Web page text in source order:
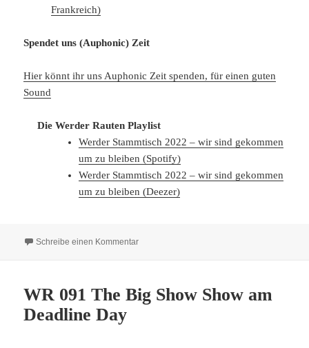
Frankreich)
Spendet uns (Auphonic) Zeit
Hier könnt ihr uns Auphonic Zeit spenden, für einen guten
Sound
Die Werder Rauten Playlist
Werder Stammtisch 2022 – wir sind gekommen
um zu bleiben (Spotify)
Werder Stammtisch 2022 – wir sind gekommen
um zu bleiben (Deezer)
Schreibe einen Kommentarzu WR 170 Christian Streich und seine
WR 091 The Big Show Show am
Deadline Day